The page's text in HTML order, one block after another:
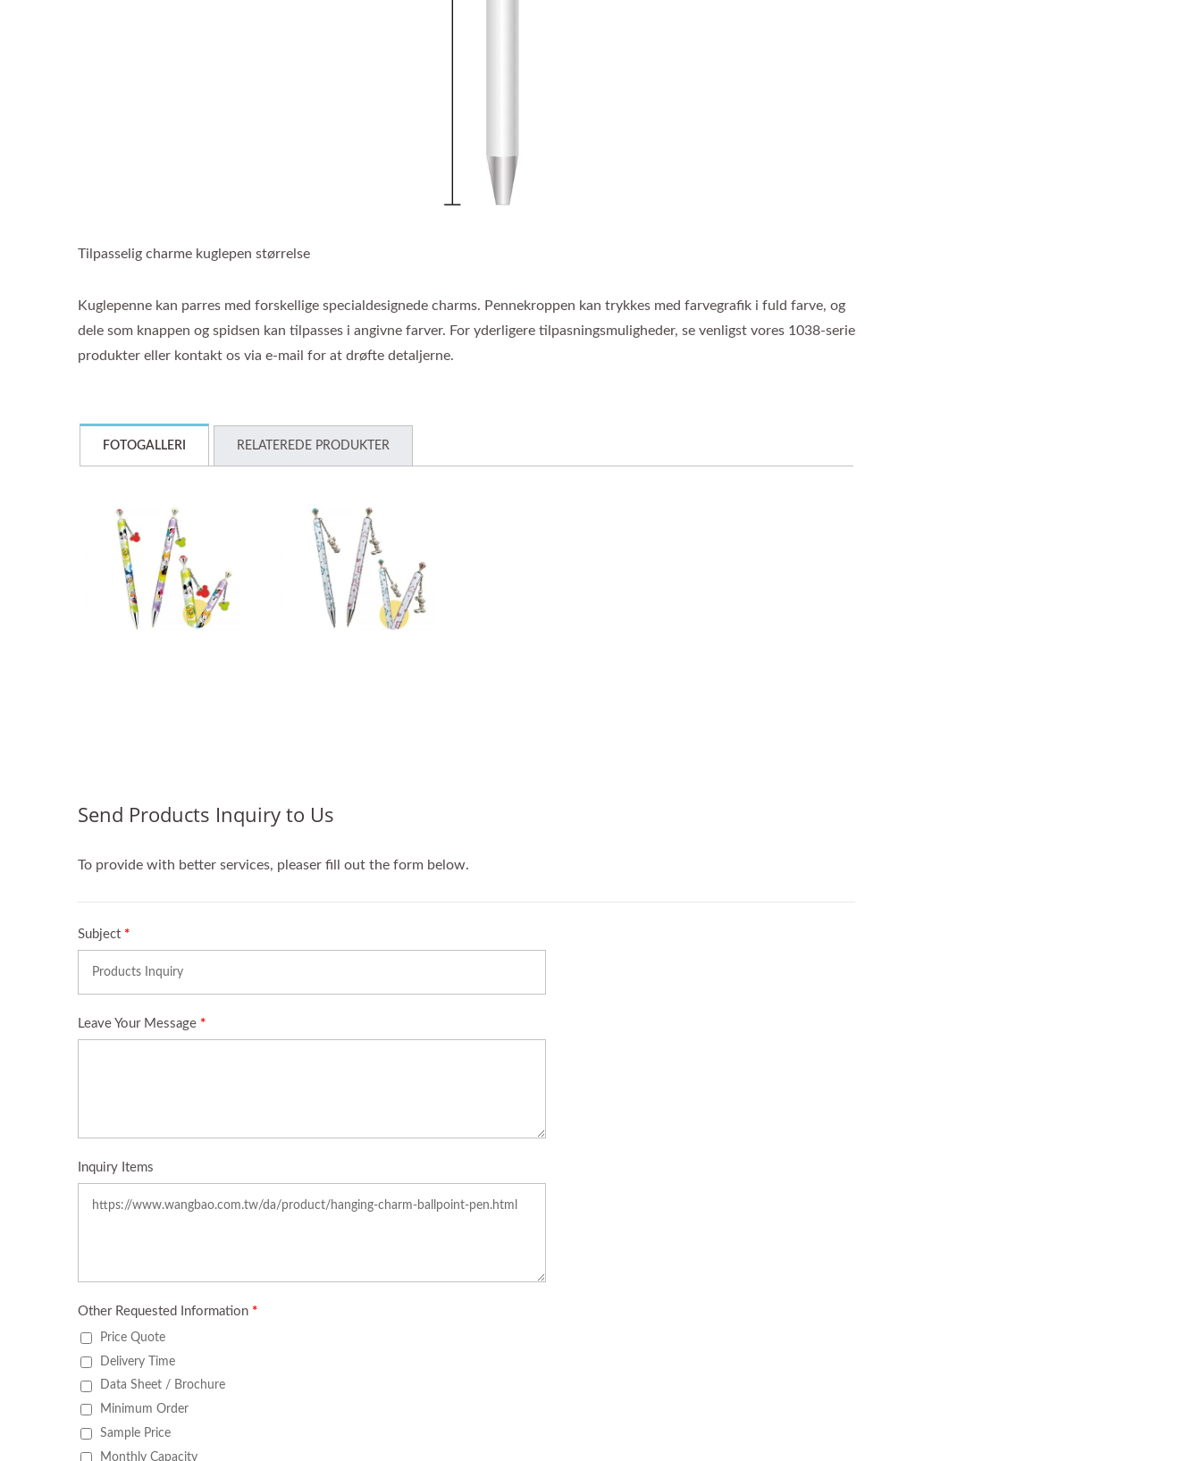
Tilpasselig charme kuglepen størrelse
Kuglepenne kan parres med forskellige specialdesignede charms. Pennekroppen kan trykkes med farvegrafik i fuld farve, og
dele som knappen og spidsen kan tilpasses i angivne farver. For yderligere tilpasningsmuligheder, se venligst vores 1038-serie
produkter eller kontakt os via e-mail for at drøfte detaljerne.
FOTOGALLERI RELATEREDE PRODUKTER